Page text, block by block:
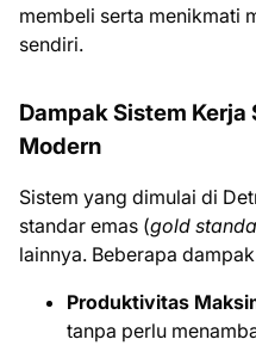
membeli serta menikmati
sendiri.
Dampak Sistem
Modern
Sistem yang dimulai di
standar emas (gold
lainnya. Beberapa
Produktivitas
tanpa perlu